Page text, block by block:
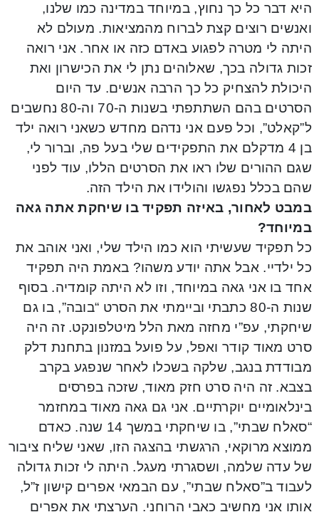
היא דבר כל כך נחוץ, במיוחד במדינה כמו שלנו,
ואנשים רוצים קצת לברוח מהמציאות. מעולם לא
היתה לי מטרה לפגוע באדם כזה או אחר. אני רואה
זכות גדולה בכך, שאלוהים נתן לי את הכישרון ואת
היכולת להצחיק כל כך הרבה אנשים. עד היום
הסרטים בהם השתתפתי בשנות ה-70 וה-80 נחשבים
ל”קאלט”, וכל פעם אני נדהם מחדש כשאני רואה ילד
בן 4 מדקלם את התפקידים שלי בעל פה, וברור לי,
שגם ההורים שלו ראו את הסרטים הללו, עוד לפני
שהם בכלל נפגשו והולידו את הילד הזה.
במבט לאחור, באיזה תפקיד בו שיחקת אתה גאה
במיוחד?
כל תפקיד שעשיתי הוא כמו הילד שלי, ואני אוהב את
כל ילדיי. אבל אתה יודע משהו? באמת היה תפקיד
אחד בו אני גאה במיוחד, וזו לא היתה קומדיה. בסוף
שנות ה-80 כתבתי וביימתי את הסרט “בובה”, בו גם
שיחקתי, עפ”י מחזה מאת הלל מיטלפונקט. זה היה
סרט מאוד קודר ואפל, על פועל במזנון בתחנת דלק
מבודדת בנגב, שלקה בשכלו לאחר שנפגע בקרב
בצבא. זה היה סרט חזק מאוד, שזכה בפרסים
בינלאומיים יוקרתיים. אני גם גאה מאוד במחזמר
“סאלח שבתי”, בו שיחקתי במשך 14 שנה. כאדם
ממוצא מרוקאי, הרגשתי בהצגה הזו, שאני שליח ציבור
של עדה שלמה, ושסגרתי מעגל. היתה לי זכות גדולה
לעבוד ב”סאלח שבתי”, עם הבמאי אפרים קישון ז”ל,
אותו אני מחשיב כאבי הרוחני. הערצתי את אפרים